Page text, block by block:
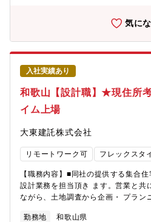
造工場です。工場には30～50代を中
ーターの500ml・2Lを製造しており
が4名の構成です。【働き方/福利厚
齢や入社年次に関係なく、活躍でき
スアップ2023年4月には13,000円/
月、2025年4月には15,000円/月、
厚生：交替番手当や次世代育成手当
制度（DC）の開始など、働く社員へ
す。今後もより良い労働環境や成長
作り上げていきます。
以内。完全予約制であるため業務負
種多様な車種でスキルアップ】様々
ることと、整備業務全般だけでなく
ことで、ご自身のスキルも高めるこ
チャンスがある】現在、複数店舗展
為、早い段階でキャリアアップがで
ダーになれるのも夢ではありません
新店舗のリーダーをすることもでき
の昇格の可能性あり。■同社の魅力【
倍。そして現在も成長を続けていま
従業員満足度でもNo.1を目指し「み
ん」を実現します。
気に
入社実績あり
和歌山【設計職】★現住所
イム上場
大東建託株式会社
リモートワーク可 フレックスタ
【職務内容】■同社の提供する集合
設計業務を担当頂き ます。営業と共
ながら、土地調査から企画・ プラン
（基本設計）です。 ■場合により営
勤務地 和歌山県